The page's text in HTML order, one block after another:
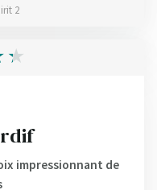
2
impressionnant de